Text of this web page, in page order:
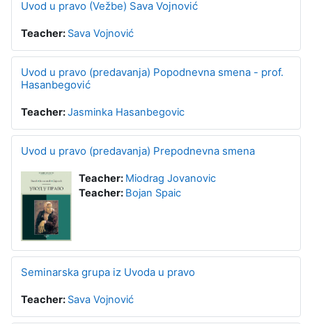
Uvod u pravo (Vežbe) Sava Vojnović
Teacher: Sava Vojnović
Uvod u pravo (predavanja) Popodnevna smena - prof.
Hasanbegović
Teacher:Jasminka Hasanbegovic
Uvod u pravo (predavanja) Prepodnevna smena
Teacher: Miodrag Jovanovic
Teacher: Bojan Spaic
Seminarska grupa iz Uvoda u pravo
Teacher: Sava Vojnović